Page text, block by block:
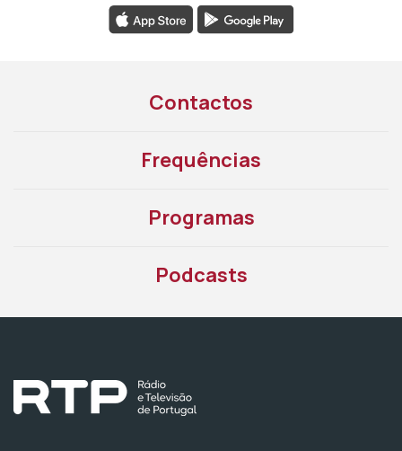
Contactos
Frequências
Programas
Podcasts